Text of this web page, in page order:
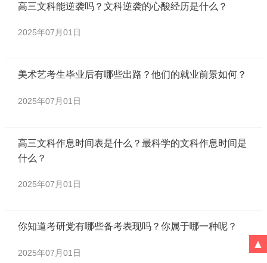
高三文科能逆袭吗？文科逆袭的心酸经历是什么？
2025年07月01日
美术艺考生毕业后有哪些出路？他们的就业前景如何？
2025年07月01日
高三文科作息时间表是什么？最科学的文科作息时间是
什么？
2025年07月01日
你知道考研党有哪些备考表现吗？你属于哪一种呢？
2025年07月01日
▲